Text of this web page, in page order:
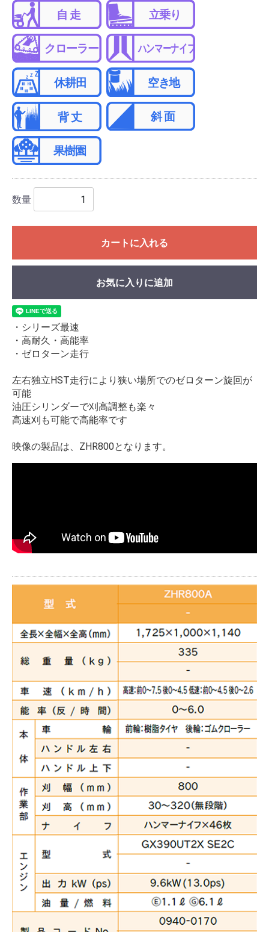
数量
カートに入れる
お気に入りに追加
・シリーズ最速
・高耐久・高能率
・ゼロターン走行
左右独立HST走行により狭い場所でのゼロターン旋回が
可能
油圧シリンダーで刈高調整も楽々
高速刈も可能で高能率です
映像の製品は、ZHR800となります。